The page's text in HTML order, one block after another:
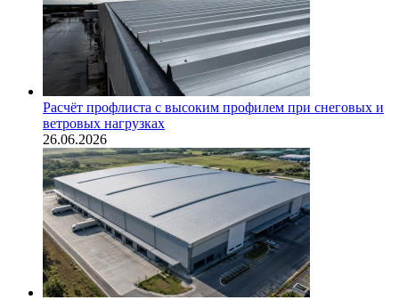
Расчёт профлиста с высоким профилем при снеговых и
ветровых нагрузках
26.06.2026